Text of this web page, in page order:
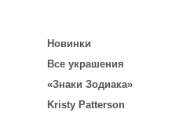
Новинки
Все украшения
«Знаки Зодиака»
Kristy Patterson